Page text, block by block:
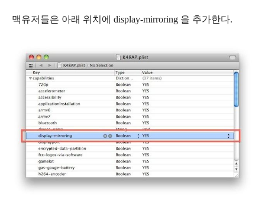
맥유저들은 아래 위치에 display-mirroring 을 추가한다.